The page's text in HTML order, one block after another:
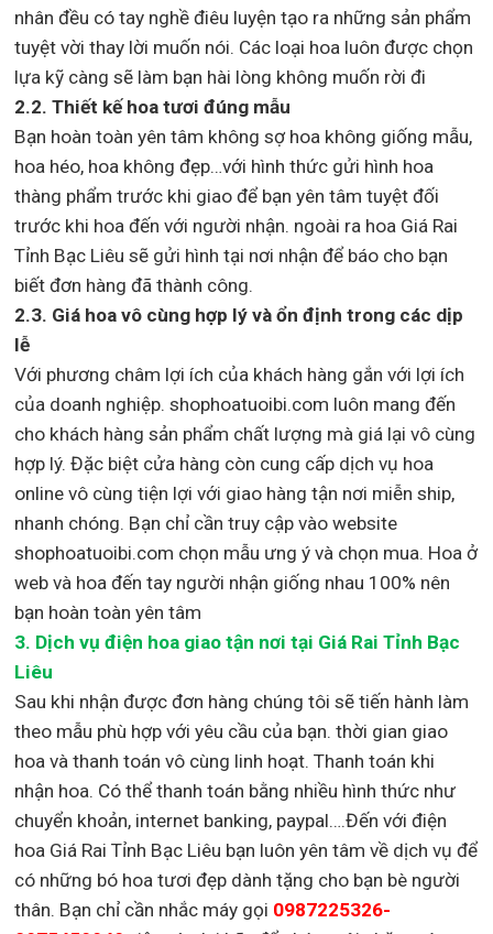
nhân đều có tay nghề điêu luyện tạo ra những sản phẩm
tuyệt vời thay lời muốn nói. Các loại hoa luôn được chọn
lựa kỹ càng sẽ làm bạn hài lòng không muốn rời đi
2.2. Thiết kế hoa tươi đúng mẫu
Bạn hoàn toàn yên tâm không sợ hoa không giống mẫu,
hoa héo, hoa không đẹp…với hình thức gửi hình hoa
thàng phẩm trước khi giao để bạn yên tâm tuyệt đối
trước khi hoa đến với người nhận. ngoài ra hoa Giá Rai
Tỉnh Bạc Liêu sẽ gửi hình tại nơi nhận để báo cho bạn
biết đơn hàng đã thành công.
2.3. Giá hoa vô cùng hợp lý và ổn định trong các dịp
lễ
Với phương châm lợi ích của khách hàng gắn với lợi ích
của doanh nghiệp. shophoatuoibi.com luôn mang đến
cho khách hàng sản phẩm chất lượng mà giá lại vô cùng
hợp lý. Đặc biệt cửa hàng còn cung cấp dịch vụ hoa
online vô cùng tiện lợi với giao hàng tận nơi miễn ship,
nhanh chóng. Bạn chỉ cần truy cập vào website
shophoatuoibi.com chọn mẫu ưng ý và chọn mua. Hoa ở
web và hoa đến tay người nhận giống nhau 100% nên
bạn hoàn toàn yên tâm
3. Dịch vụ điện hoa giao tận nơi tại Giá Rai Tỉnh Bạc
Liêu
Sau khi nhận được đơn hàng chúng tôi sẽ tiến hành làm
theo mẫu phù hợp với yêu cầu của bạn. thời gian giao
hoa và thanh toán vô cùng linh hoạt. Thanh toán khi
nhận hoa. Có thể thanh toán bằng nhiều hình thức như
chuyển khoản, internet banking, paypal….Đến với điện
hoa Giá Rai Tỉnh Bạc Liêu bạn luôn yên tâm về dịch vụ để
có những bó hoa tươi đẹp dành tặng cho bạn bè người
thân. Bạn chỉ cần nhắc máy gọi 0987225326-